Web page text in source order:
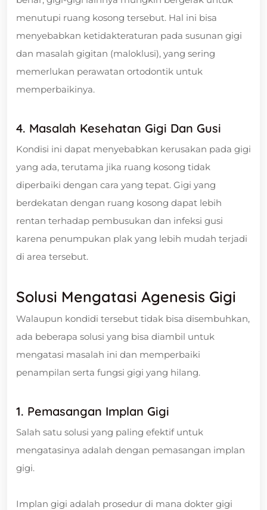
menutupi ruang kosong tersebut. Hal ini bisa
menyebabkan ketidakteraturan pada susunan gigi
dan masalah gigitan (maloklusi), yang sering
memerlukan perawatan ortodontik untuk
memperbaikinya.
4. Masalah Kesehatan Gigi Dan Gusi
Kondisi ini dapat menyebabkan kerusakan pada gigi
yang ada, terutama jika ruang kosong tidak
diperbaiki dengan cara yang tepat. Gigi yang
berdekatan dengan ruang kosong dapat lebih
rentan terhadap pembusukan dan infeksi gusi
karena penumpukan plak yang lebih mudah terjadi
di area tersebut.
Solusi Mengatasi Agenesis Gigi
Walaupun kondidi tersebut tidak bisa disembuhkan,
ada beberapa solusi yang bisa diambil untuk
mengatasi masalah ini dan memperbaiki
penampilan serta fungsi gigi yang hilang.
1. Pemasangan Implan Gigi
Salah satu solusi yang paling efektif untuk
mengatasinya adalah dengan pemasangan implan
gigi.
Implan gigi adalah prosedur di mana dokter gigi